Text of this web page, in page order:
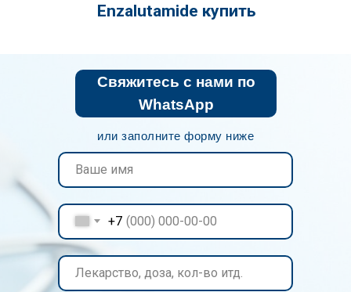
Enzalutamide купить
+7
или заполните форму ниже
Свяжитесь с нами по
WhatsApp